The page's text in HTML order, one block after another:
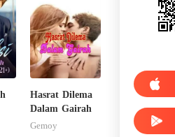
Hasrat Dilema
Dalam Gairah
Gemoy